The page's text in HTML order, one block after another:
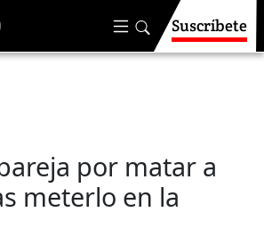
Suscríbete
por matar a
meterlo en la